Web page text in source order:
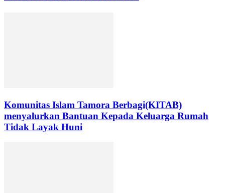
Komunitas Islam Tamora Berbagi(KITAB)
menyalurkan Bantuan Kepada Keluarga Rumah
Tidak Layak Huni